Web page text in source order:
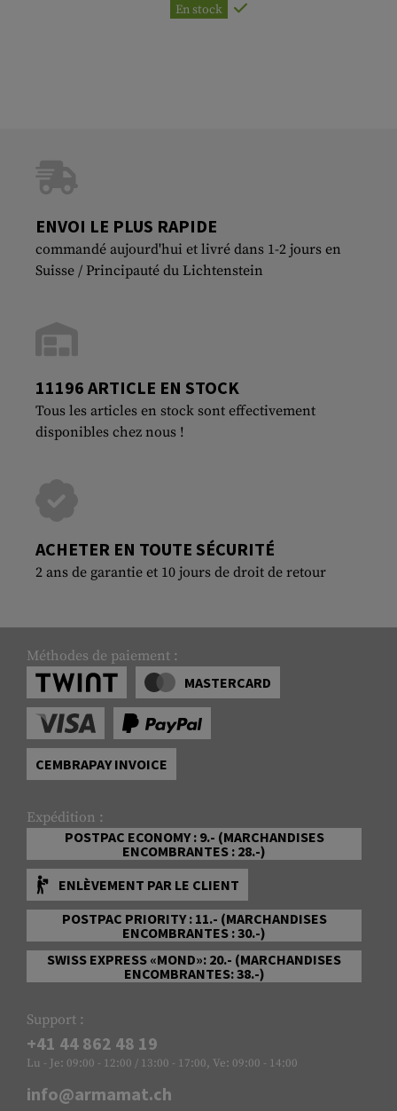
En stock
ENVOI LE PLUS RAPIDE
commandé aujourd'hui et livré dans 1-2 jours en
Suisse / Principauté du Lichtenstein
11196 ARTICLE EN STOCK
Tous les articles en stock sont effectivement
disponibles chez nous !
ACHETER EN TOUTE SÉCURITÉ
2 ans de garantie et 10 jours de droit de retour
Méthodes de paiement :
MASTERCARD
CEMBRAPAY INVOICE
Expédition :
POSTPAC ECONOMY : 9.- (MARCHANDISES
ENCOMBRANTES : 28.-)
ENLÈVEMENT PAR LE CLIENT
POSTPAC PRIORITY : 11.- (MARCHANDISES
ENCOMBRANTES : 30.-)
SWISS EXPRESS «MOND»: 20.- (MARCHANDISES
ENCOMBRANTES: 38.-)
Support :
+41 44 862 48 19
Lu - Je: 09:00 - 12:00 / 13:00 - 17:00, Ve: 09:00 - 14:00
info@armamat.ch